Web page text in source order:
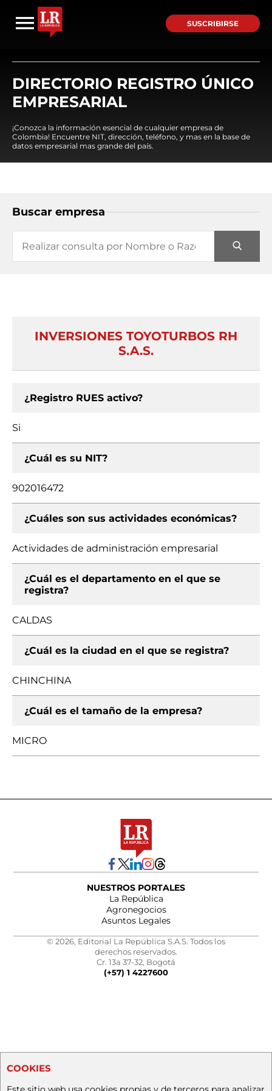
SUSCRIBIRSE
DIRECTORIO REGISTRO ÚNICO
EMPRESARIAL
¡Conozca la información esencial de cualquier empresa de
Colombia! Encuentre NIT, dirección, teléfono, y mas en la base de
datos empresarial mas grande del país.
Buscar empresa
INVERSIONES TOYOTURBOS RH
S.A.S.
¿Registro RUES activo?
Si
¿Cuál es su NIT?
902016472
¿Cuáles son sus actividades económicas?
Actividades de administración empresarial
¿Cuál es el departamento en el que se
registra?
CALDAS
¿Cuál es la ciudad en el que se registra?
CHINCHINA
¿Cuál es el tamaño de la empresa?
MICRO
NUESTROS PORTALES
La República
Agronegocios
Asuntos Legales
© 2026, Editorial La República S.A.S. Todos los
derechos reservados.
Cr. 13a 37-32, Bogotá
(+57) 1 4227600
COOKIES